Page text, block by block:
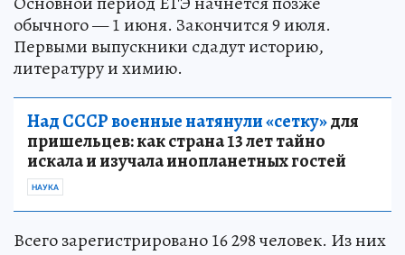
обычного — 1 июня. Закончится 9 июля.
Первыми выпускники сдадут историю,
литературу и химию.
Над СССР военные натянули «сетку»для
пришельцев: как страна 13 лет тайно
искала и изучала инопланетных гостей
НАУКА
Всего зарегистрировано 16 298 человек. Из них